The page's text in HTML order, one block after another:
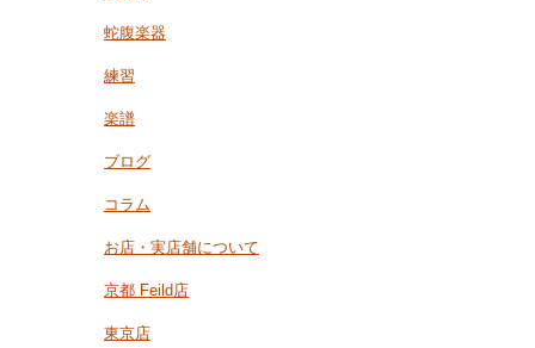
蛇腹楽器
練習
楽譜
ブログ
コラム
お店・実店舗について
京都 Feild店
東京店